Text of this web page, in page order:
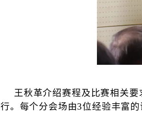
王秋革介绍赛程及比赛相关
行。每个分会场由3位经验丰富